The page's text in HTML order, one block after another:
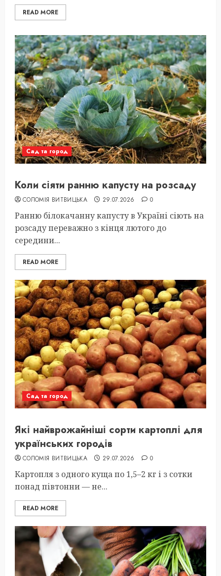
READ MORE
Сад та город
Коли сіяти ранню капусту на розсаду
СОЛОМІЯ ВИТВИЦЬКА 29.07.2026 0
Ранню білокачанну капусту в Україні сіють на
розсаду переважно з кінця лютого до
середини...
READ MORE
Сад та город
Які найврожайніші сорти картоплі для
українських городів
СОЛОМІЯ ВИТВИЦЬКА 29.07.2026 0
Картопля з одного куща по 1,5–2 кг і з сотки
понад півтонни — не...
READ MORE